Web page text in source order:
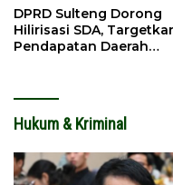
DPRD Sulteng Dorong
Hilirisasi SDA,
Pendapatan Daerah
Hukum & Kriminal